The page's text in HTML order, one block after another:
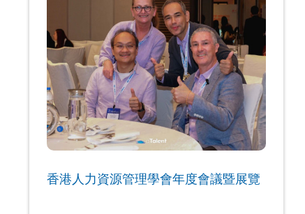
香港人力資源管理學會年度會議暨展覽